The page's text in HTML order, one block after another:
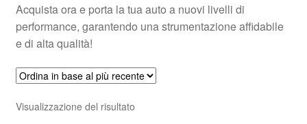
Acquista ora e porta la tua auto a nuovi livelli di
performance, garantendo una strumentazione affidabile
e di alta qualità!
Visualizzazione del risultato